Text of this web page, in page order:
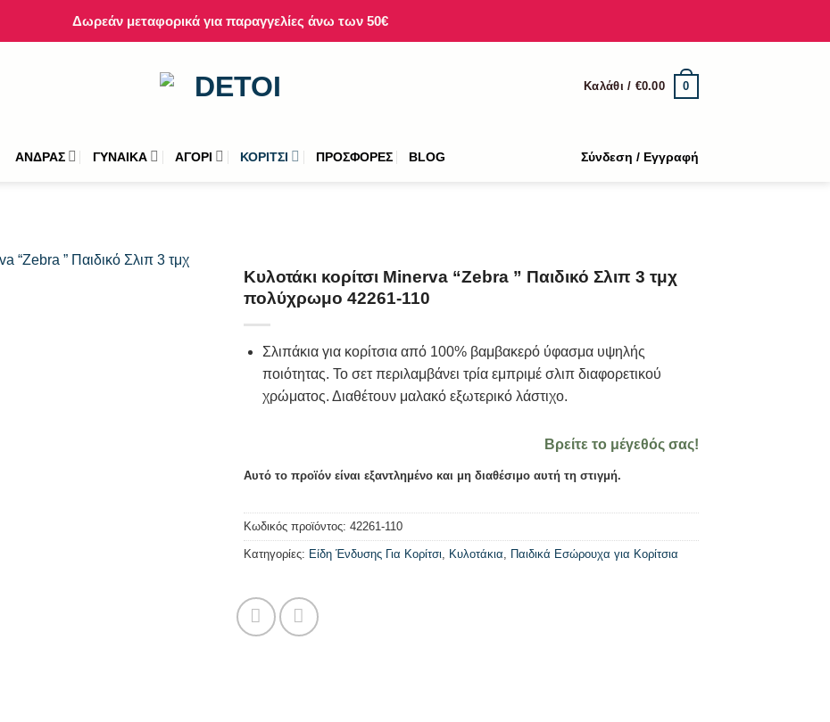
Δωρεάν μεταφορικά για παραγγελίες άνω των 50€
Καλάθι / €0.00 0
ΑΝΔΡΑΣ ΓΥΝΑΙΚΑ ΑΓΟΡΙ ΚΟΡΙΤΣΙ ΠΡΟΣΦΟΡΕΣ BLOG Σύνδεση / Εγγραφή
Κυλοτάκι κορίτσι Minerva “Zebra ” Παιδικό Σλιπ 3 τμχ
πολύχρωμο 42261-110
Σλιπάκια για κορίτσια από 100% βαμβακερό ύφασμα υψηλής
ποιότητας. Το σετ περιλαμβάνει τρία εμπριμέ σλιπ διαφορετικού
χρώματος. Διαθέτουν μαλακό εξωτερικό λάστιχο.
Βρείτε το μέγεθός σας!
Αυτό το προϊόν είναι εξαντλημένο και μη διαθέσιμο αυτή τη στιγμή.
Κωδικός προϊόντος: 42261-110
Κατηγορίες: Είδη Ένδυσης Για Κορίτσι, Κυλοτάκια, Παιδικά Εσώρουχα για Κορίτσια